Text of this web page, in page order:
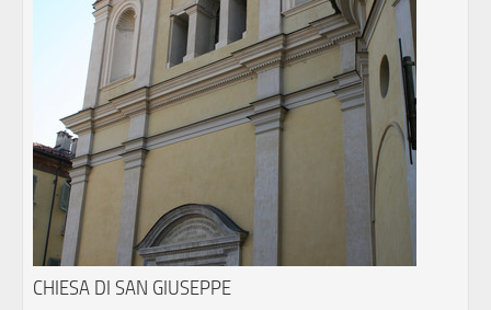
CHIESA DI SAN GIUSEPPE